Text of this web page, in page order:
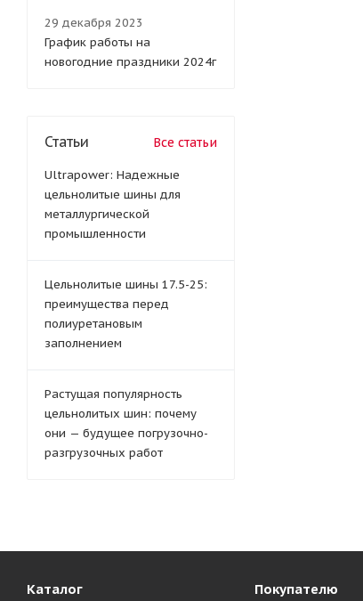
29 декабря 2023
График работы на
новогодние праздники 2024г
Статьи Все статьи
Ultrapower: Надежные
цельнолитые шины для
металлургической
промышленности
Цельнолитые шины 17.5-25:
преимущества перед
полиуретановым
заполнением
Растущая популярность
цельнолитых шин: почему
они — будущее погрузочно-
разгрузочных работ
Каталог Покупателю